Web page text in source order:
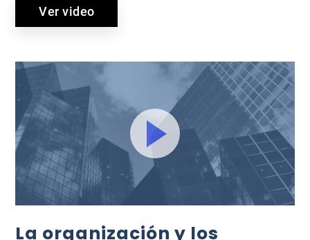
Ver video
La organización y los